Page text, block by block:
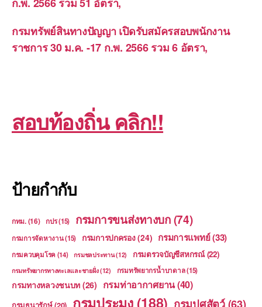
กรมทรัพย์สินทางปัญญา เปิดรับสมัครสอบพนักงาน
ราชการ 30 ม.ค. -17 ก.พ. 2566 รวม 6 อัตรา,
สอบท้องถิ่น คลิก!!
ป้ายกำกับ
กทม.(16) กปร(15) กรมการขนส่งทางบก(74)
กรมการจัดหางาน(15) กรมการปกครอง(24) กรมการแพทย์(33)
กรมควบคุมโรค (14) กรมชลประทาน(12) กรมตรวจบัญชีสหกรณ์(22)
กรมทรัพยากรทางทะเลและชายฝั่ง(12) กรมทรัพยากรน้ำบาดาล(15)
กรมทางหลวงชนบท (26) กรมท่าอากาศยาน(40)
กรมประมง(188)